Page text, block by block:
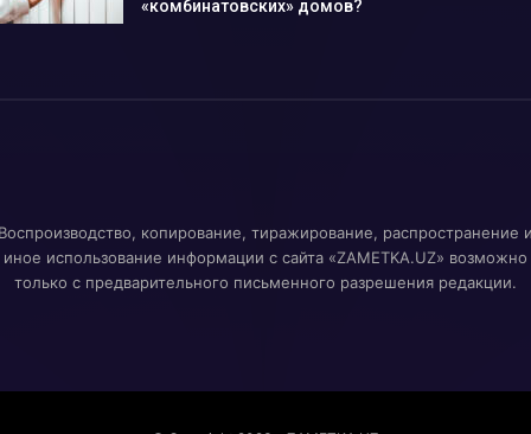
«комбинатовских» домов?
копирование, тиражирование, распространение
иное использование информации с сайта «ZAMETKA.UZ» возможно
только с предварительного письменного разрешения редакции.